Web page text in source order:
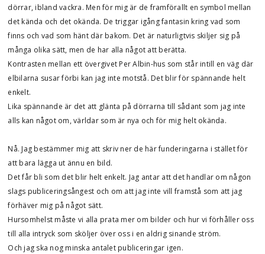
dörrar, ibland vackra. Men för mig är de framförallt en symbol mellan
det kända och det okända. De triggar igång fantasin kring vad som
finns och vad som hänt där bakom. Det är naturligtvis skiljer sig på
många olika sätt, men de har alla något att berätta.
Kontrasten mellan ett övergivet Per Albin-hus som står intill en väg där
elbilarna susar förbi kan jag inte motstå. Det blir för spännande helt
enkelt.
Lika spännande är det att glänta på dörrarna till sådant som jag inte
alls kan något om, världar som är nya och för mig helt okända.
Nå. Jag bestämmer mig att skriv ner de här funderingarna i stället för
att bara lägga ut ännu en bild.
Det får bli som det blir helt enkelt. Jag antar att det handlar om någon
slags publiceringsångest och om att jag inte vill framstå som att jag
förhäver mig på något sätt.
Hursomhelst måste vi alla prata mer om bilder och hur vi förhåller oss
till alla intryck som sköljer över oss i en aldrig sinande ström.
Och jag ska nog minska antalet publiceringar igen.